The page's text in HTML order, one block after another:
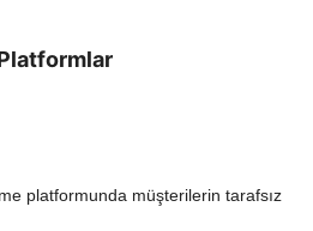
platformunda müşterilerin tarafsız